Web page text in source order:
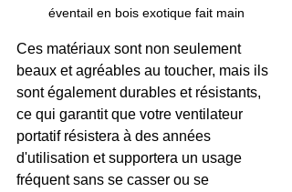
éventail en bois exotique fait main
Ces matériaux sont non seulement
beaux et agréables au toucher, mais ils
sont également durables et résistants,
ce qui garantit que votre ventilateur
portatif résistera à des années
d'utilisation et supportera un usage
fréquent sans se casser ou se